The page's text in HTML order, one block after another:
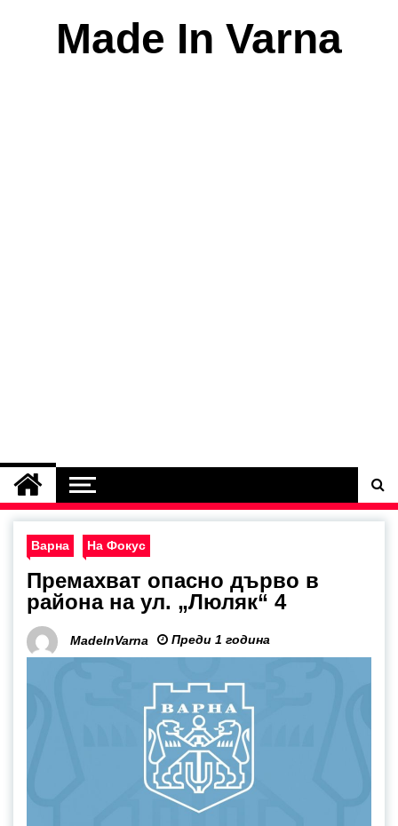
Made In Varna
Варна На Фокус
Премахват опасно дърво в
района на ул. „Люляк“ 4
MadeInVarna Преди 1 година